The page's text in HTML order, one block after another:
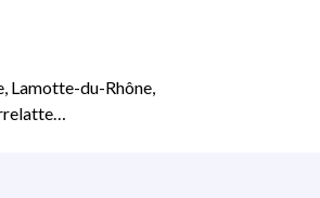
Lamotte-du-Rhône,